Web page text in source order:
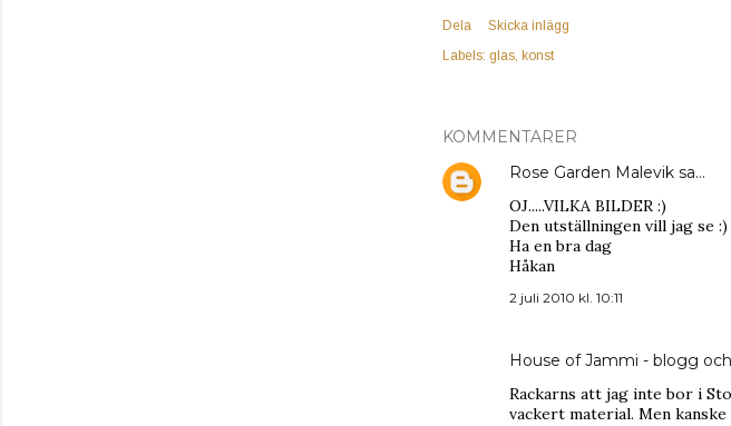
Dela
Skicka inlägg
Labels: glas konst
KOMMENTARER
Rose Garden Malevik sa…
OJ.....VILKA BILDER :)
Den utställningen vill jag se :)
Ha en bra dag
Håkan
2 juli 2010 kl. 10:11
House of Jammi - blogg
Rackarns att jag inte bor i
vackert material. Men